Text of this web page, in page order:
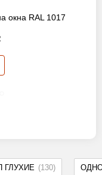
ГЛУХИЕ (130)
окна RAL 1017